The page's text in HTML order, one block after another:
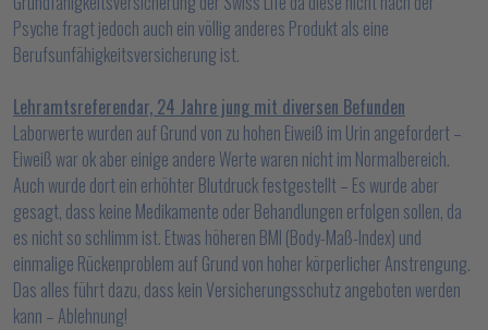
Psyche fragt jedoch auch ein völlig anderes Produkt als eine
Berufsunfähigkeitsversicherung ist.
Lehramtsreferendar, 24 Jahre jung mit diversen Befunden
Laborwerte wurden auf Grund von zu hohen Eiweiß im Urin angefordert –
Eiweiß war ok aber einige andere Werte waren nicht im Normalbereich.
Auch wurde dort ein erhöhter Blutdruck festgestellt – Es wurde aber
gesagt, dass keine Medikamente oder Behandlungen erfolgen sollen, da
es nicht so schlimm ist. Etwas höheren BMI (Body-Maß-Index) und
einmalige Rückenproblem auf Grund von hoher körperlicher Anstrengung.
Das alles führt dazu, dass kein Versicherungsschutz angeboten werden
kann – Ablehnung!